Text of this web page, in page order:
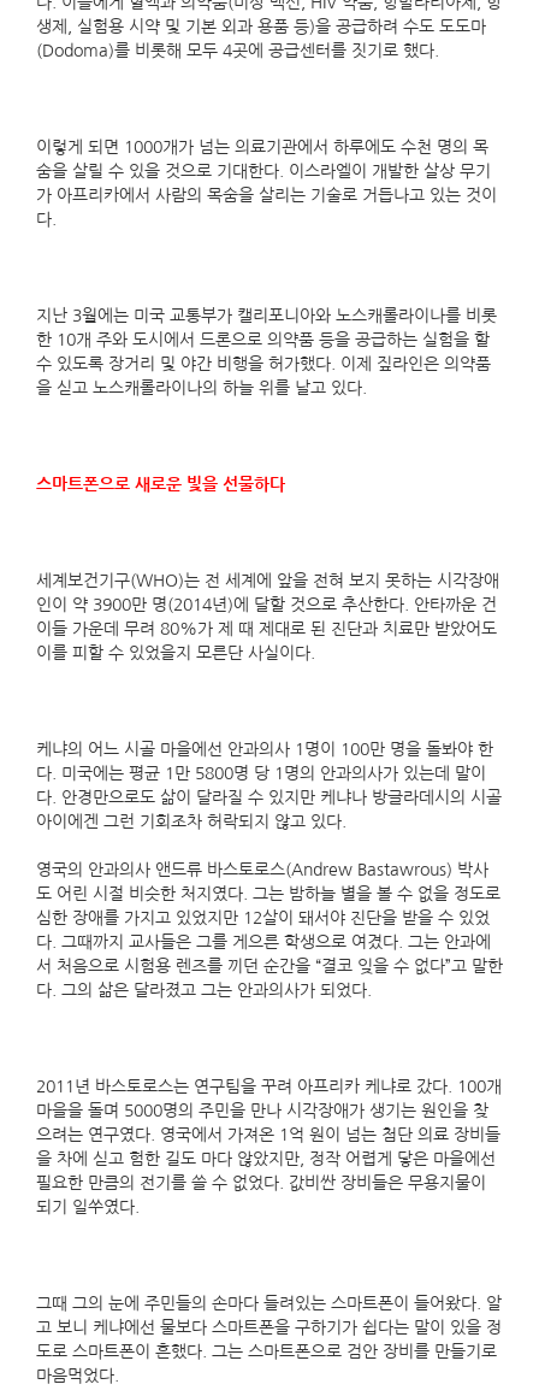
생제, 실험용 시약 및 기본 외과 용품 등)을 공급하려 수도 도도마
(Dodoma)를 비롯해 모두 4곳에 공급센터를 짓기로 했다.
이렇게 되면 1000개가 넘는 의료기관에서 하루에도 수천 명의 목
숨을 살릴 수 있을 것으로 기대한다. 이스라엘이 개발한 살상 무기
가 아프리카에서 사람의 목숨을 살리는 기술로 거듭나고 있는 것이
다.
지난 3월에는 미국 교통부가 캘리포니아와 노스캐롤라이나를 비롯
한 10개 주와 도시에서 드론으로 의약품 등을 공급하는 실험을 할
수 있도록 장거리 및 야간 비행을 허가했다. 이제 짚라인은 의약품
을 싣고 노스캐롤라이나의 하늘 위를 날고 있다.
스마트폰으로 새로운 빛을 선물하다
세계보건기구(WHO)는 전 세계에 앞을 전혀 보지 못하는 시각장애
인이 약 3900만 명(2014년)에 달할 것으로 추산한다. 안타까운 건
이들 가운데 무려 80%가 제 때 제대로 된 진단과 치료만 받았어도
이를 피할 수 있었을지 모른단 사실이다.
케냐의 어느 시골 마을에선 안과의사 1명이 100만 명을 돌봐야 한
다. 미국에는 평균 1만 5800명 당 1명의 안과의사가 있는데 말이
다. 안경만으로도 삶이 달라질 수 있지만 케냐나 방글라데시의 시골
아이에겐 그런 기회조차 허락되지 않고 있다.
영국의 안과의사 앤드류 바스토로스(Andrew Bastawrous) 박사
도 어린 시절 비슷한 처지였다. 그는 밤하늘 별을 볼 수 없을 정도로
심한 장애를 가지고 있었지만 12살이 돼서야 진단을 받을 수 있었
다. 그때까지 교사들은 그를 게으른 학생으로 여겼다. 그는 안과에
서 처음으로 시험용 렌즈를 끼던 순간을 “결코 잊을 수 없다”고 말한
다. 그의 삶은 달라졌고 그는 안과의사가 되었다.
2011년 바스토로스는 연구팀을 꾸려 아프리카 케냐로 갔다. 100개
마을을 돌며 5000명의 주민을 만나 시각장애가 생기는 원인을 찾
으려는 연구였다. 영국에서 가져온 1억 원이 넘는 첨단 의료 장비들
을 차에 싣고 험한 길도 마다 않았지만, 정작 어렵게 닿은 마을에선
필요한 만큼의 전기를 쓸 수 없었다. 값비싼 장비들은 무용지물이
되기 일쑤였다.
그때 그의 눈에 주민들의 손마다 들려있는 스마트폰이 들어왔다. 알
고 보니 케냐에선 물보다 스마트폰을 구하기가 쉽다는 말이 있을 정
도로 스마트폰이 흔했다. 그는 스마트폰으로 검안 장비를 만들기로
마음먹었다.